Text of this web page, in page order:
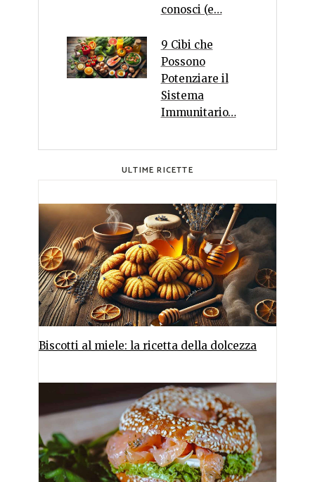
conosci (e…
9 Cibi che
Possono
Potenziare il
Sistema
Immunitario…
ULTIME RICETTE
Biscotti al miele: la ricetta della dolcezza